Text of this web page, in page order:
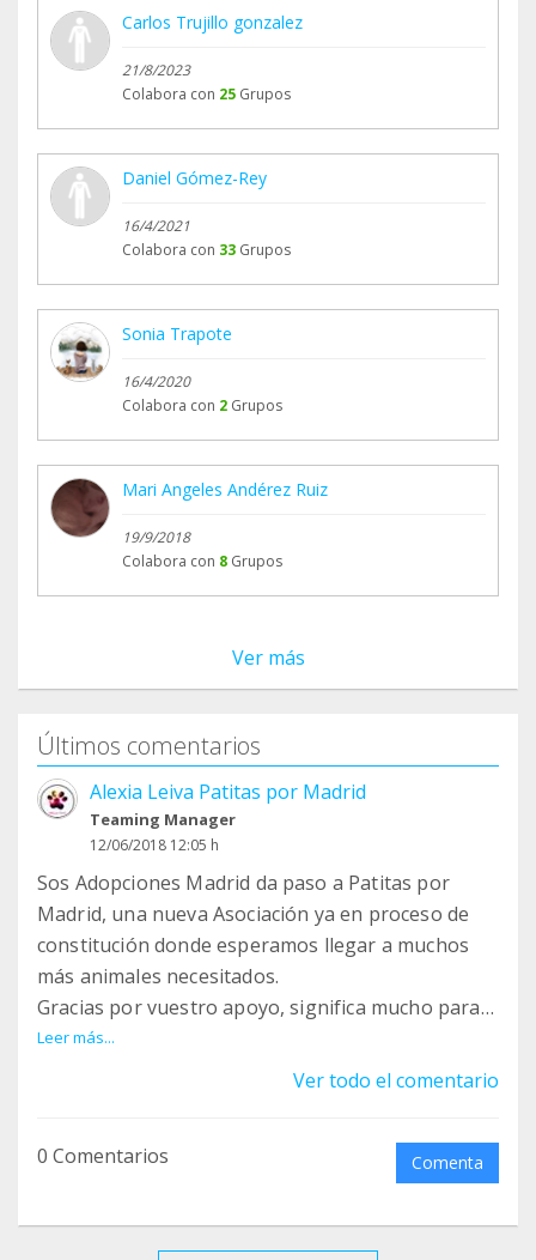
Carlos Trujillo gonzalez
21/8/2023
Colabora con 25 Grupos
Daniel Gómez-Rey
16/4/2021
Colabora con 33 Grupos
Sonia Trapote
16/4/2020
Colabora con 2 Grupos
Mari Angeles Andérez Ruiz
19/9/2018
Colabora con 8 Grupos
Ver más
Últimos comentarios
Alexia Leiva Patitas por Madrid
Teaming Manager
12/06/2018 12:05 h
Sos Adopciones Madrid da paso a Patitas por
Madrid, una nueva Asociación ya en proceso de
constitución donde esperamos llegar a muchos
más animales necesitados.
Gracias por vuestro apoyo, significa mucho para
nosotros como pequeña asociación que somos!
Leer más...
Ver todo el comentario
0 Comentarios Comenta